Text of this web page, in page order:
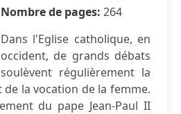
Nombre de pages: 264
Dans l'Eglise catholique, en
occident, de grands débats
soulèvent régulièrement la
la vocation de la femme.
du pape Jean-Paul II